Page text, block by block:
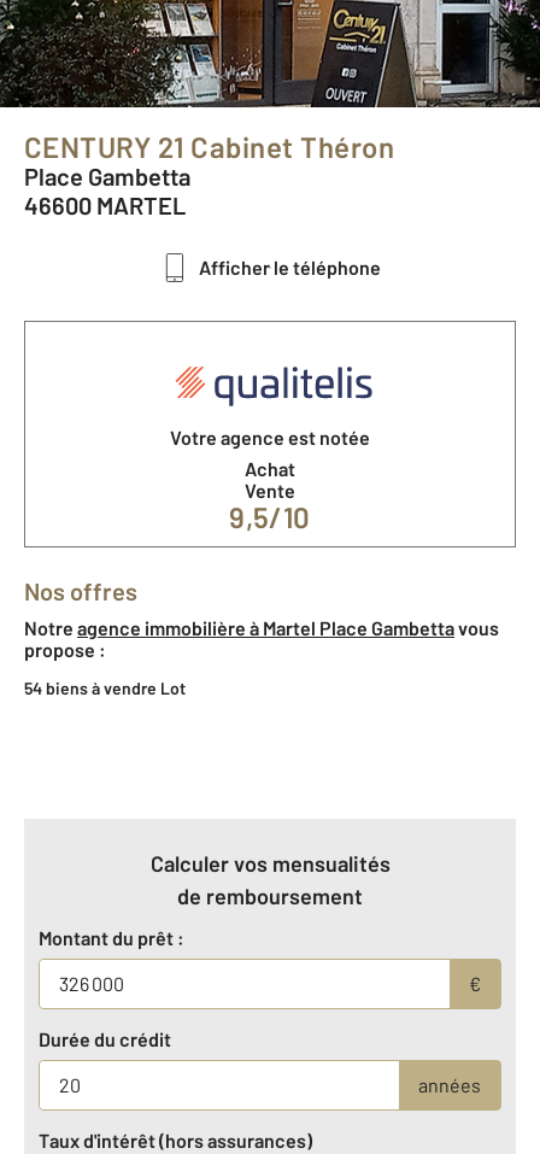
CENTURY 21 Cabinet Théron
Place Gambetta
46600 MARTEL
Afficher le téléphone
Votre agence est notée
Achat
Vente
9,5/10
Nos offres
Notre agence immobilière à Martel Place Gambettavous
propose :
54 biens à vendre Lot
Calculer vos mensualités
de remboursement
Montant du prêt :
€
Durée du crédit
années
Taux d'intérêt (hors assurances)